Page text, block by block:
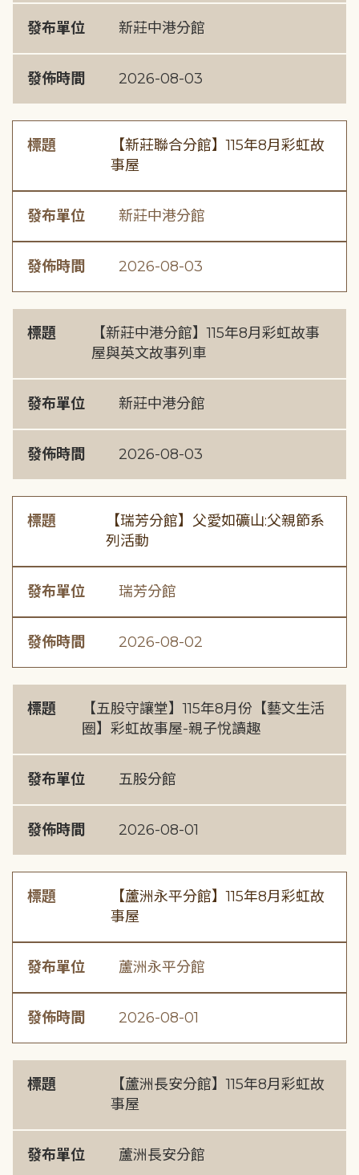
發布單位 新莊中港分館
發佈時間 2026-08-03
標題
【新莊聯合分館】115年8月彩虹故
事屋
發布單位 新莊中港分館
發佈時間 2026-08-03
標題
【新莊中港分館】115年8月彩虹故事
屋與英文故事列車
發布單位 新莊中港分館
發佈時間 2026-08-03
標題
【瑞芳分館】父愛如礦山:父親節系
列活動
發布單位 瑞芳分館
發佈時間 2026-08-02
標題
【五股守讓堂】115年8月份【藝文生活
圈】彩虹故事屋-親子悅讀趣
發布單位 五股分館
發佈時間 2026-08-01
標題
【蘆洲永平分館】115年8月彩虹故
事屋
發布單位 蘆洲永平分館
發佈時間 2026-08-01
標題
【蘆洲長安分館】115年8月彩虹故
事屋
發布單位 蘆洲長安分館